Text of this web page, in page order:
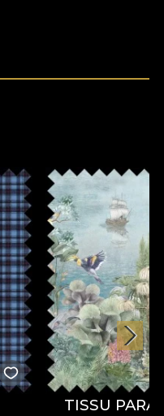
TISSU